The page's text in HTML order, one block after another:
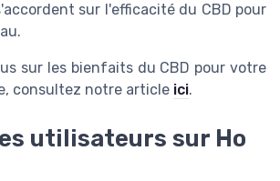
sur l'efficacité du CBD pour
sur les bienfaits du CBD pour votre
consultez notre article ici.
utilisateurs sur Ho